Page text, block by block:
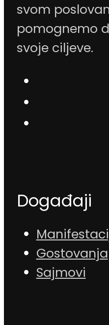
svom
pomognemo
svoje ciljeve.
Događaji
Gostovanja
Sajmovi